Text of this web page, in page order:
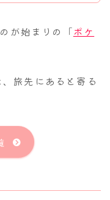
が始まりの「ポケ
旅先にあると寄る